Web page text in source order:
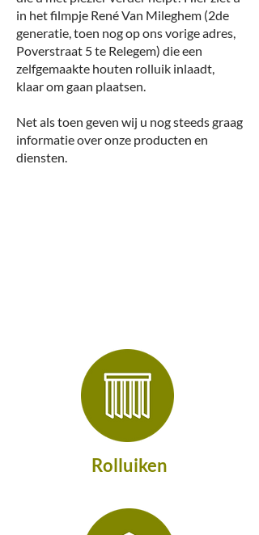
in het filmpje René Van Mileghem (2de
generatie, toen nog op ons vorige adres,
Poverstraat 5 te Relegem) die een
zelfgemaakte houten rolluik inlaadt,
klaar om gaan plaatsen.
Net als toen geven wij u nog steeds graag
informatie over onze producten en
diensten.
Rolluiken